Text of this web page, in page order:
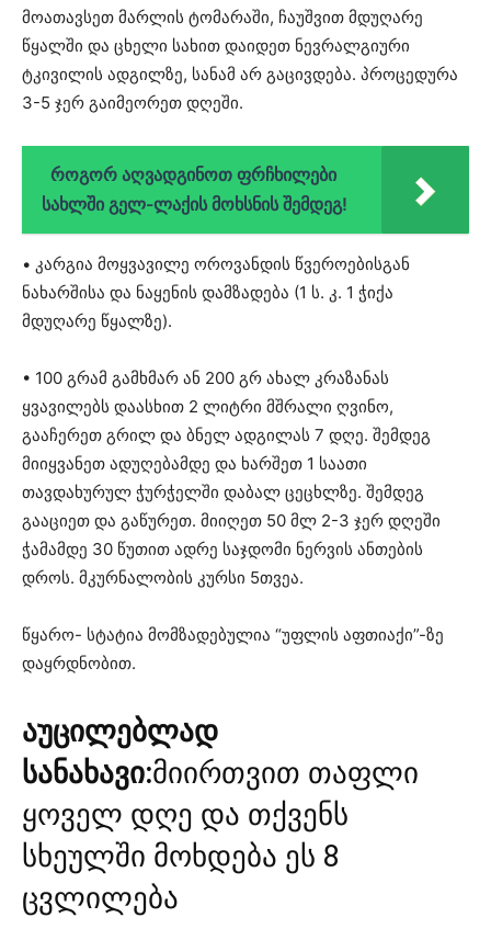
მოათავსეთ მარლის ტომარაში, ჩაუშვით მდუღარე
წყალში და ცხელი სახით დაიდეთ ნევრალგიური
ტკივილის ადგილზე, სანამ არ გაცივდება. პროცედურა
3-5 ჯერ გაიმეორეთ დღეში.
როგორ აღვადგინოთ ფრჩხილები
სახლში გელ-ლაქის მოხსნის შემდეგ!
• კარგია მოყვავილე ოროვანდის წვეროებისგან
ნახარშისა და ნაყენის დამზადება (1 ს. კ. 1 ჭიქა
მდუღარე წყალზე).
• 100 გრამ გამხმარ ან 200 გრ ახალ კრაზანას
ყვავილებს დაასხით 2 ლიტრი მშრალი ღვინო,
გააჩერეთ გრილ და ბნელ ადგილას 7 დღე. შემდეგ
მიიყვანეთ ადუღებამდე და ხარშეთ 1 საათი
თავდახურულ ჭურჭელში დაბალ ცეცხლზე. შემდეგ
გააციეთ და გაწურეთ. მიიღეთ 50 მლ 2-3 ჯერ დღეში
ჭამამდე 30 წუთით ადრე საჯდომი ნერვის ანთების
დროს. მკურნალობის კურსი 5თვეა.
წყარო- სტატია მომზადებულია “უფლის აფთიაქი”-ზე
დაყრდნობით.
აუცილებლად
სანახავი:მიირთვით თაფლი
ყოველ დღე და თქვენს
სხეულში მოხდება ეს 8
ცვლილება